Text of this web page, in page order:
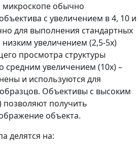
обычно
с увеличением в 4, 10 и
для выполнения стандартных
увеличением (2,5-5x)
просмотра структуры
средним увеличением (10x) –
и используются для
Объективы с высоким
позволяют получить
объекта.
делятся на: